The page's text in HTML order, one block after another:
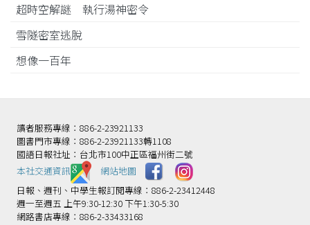
超時空解謎 執行湯神密令
雪隧密室逃脫
想像一百年
讀者服務專線：886-2-23921133
圖書門市專線：886-2-23921133轉1108
國語日報社址：台北市100中正區福州街二號
本社交通資訊️
網站地圖
日報、週刊、中學生報訂閱專線：886-2-23412448
週一至週五 上午9:30-12:30 下午1:30-5:30
網路書店專線：886-2-33433168